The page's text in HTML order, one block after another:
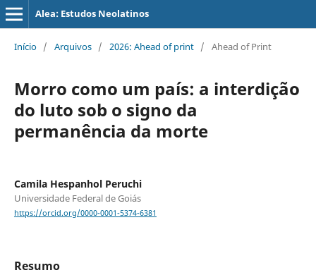
Alea: Estudos Neolatinos
Início / Arquivos / 2026: Ahead of print / Ahead of Print
Morro como um país: a interdição
do luto sob o signo da
permanência da morte
Camila Hespanhol Peruchi
Universidade Federal de Goiás
https://orcid.org/0000-0001-5374-6381
Resumo